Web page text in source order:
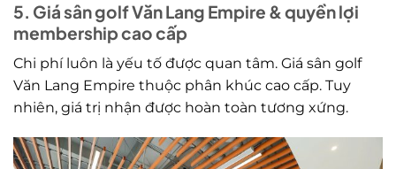
5. Giá sân golf Văn Lang Empire & quyền lợi
membership cao cấp
Chi phí luôn là yếu tố được quan tâm. Giá sân golf
Văn Lang Empire thuộc phân khúc cao cấp. Tuy
nhiên, giá trị nhận được hoàn toàn tương xứng.